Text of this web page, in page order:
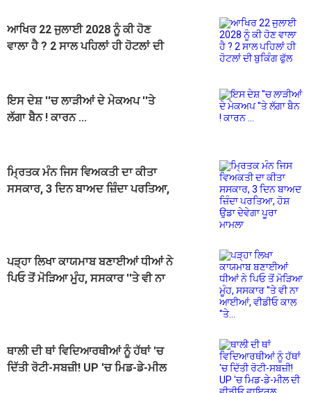
ਆਖਿਰ 22 ਜੁਲਾਈ 2028 ਨੂੰ ਕੀ ਹੋਣ
ਵਾਲਾ ਹੈ ? 2 ਸਾਲ ਪਹਿਲਾਂ ਹੀ ਹੋਟਲਾਂ ਦੀ
ਇਸ ਦੇਸ਼ ''ਚ ਲਾੜੀਆਂ ਦੇ ਮੇਕਅਪ ''ਤੇ
ਲੱਗਾ ਬੈਨ ! ਕਾਰਨ ...
ਮ੍ਰਿਤਕ ਮੰਨ ਜਿਸ ਵਿਅਕਤੀ ਦਾ ਕੀਤਾ
ਸਸਕਾਰ, 3 ਦਿਨ ਬਾਅਦ ਜ਼ਿੰਦਾ ਪਰਤਿਆ,
ਪੜ੍ਹਾ ਲਿਖਾ ਕਾਯਮਾਬ ਬਣਾਈਆਂ ਧੀਆਂ ਨੇ
ਪਿਓ ਤੋਂ ਮੋੜਿਆ ਮੂੰਹ, ਸਸਕਾਰ ''ਤੇ ਵੀ ਨਾ
ਥਾਲੀ ਦੀ ਥਾਂ ਵਿਦਿਆਰਥੀਆਂ ਨੂੰ ਹੱਥਾਂ 'ਚ
ਦਿੱਤੀ ਰੋਟੀ-ਸਬਜ਼ੀ! UP 'ਚ ਮਿਡ-ਡੇ-ਮੀਲ